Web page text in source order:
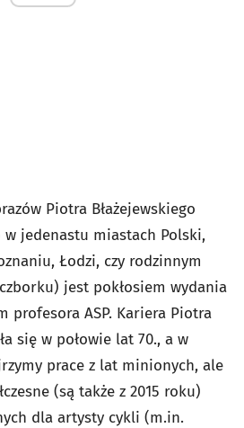
Piotra Błażejewskiego
jedenastu miastach Polski,
Łodzi, czy rodzinnym
jest pokłosiem wydania
profesora ASP. Kariera Piotra
się w połowie lat 70., a w
prace z lat minionych, ale
(są także z 2015 roku)
dla artysty cykli (m.in.